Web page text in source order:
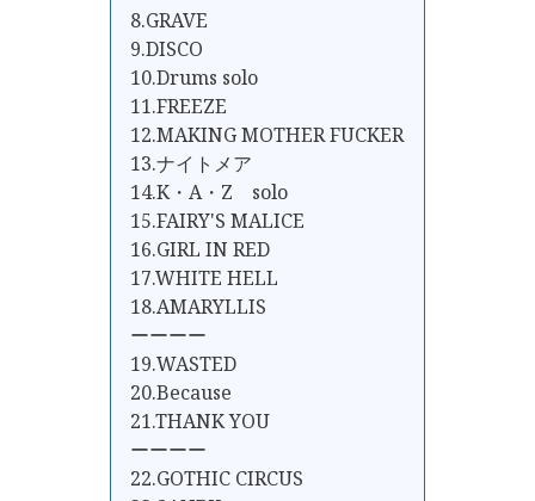
8.GRAVE
9.DISCO
10.Drums solo
11.FREEZE
12.MAKING MOTHER FUCKER
13.ナイトメア
14.K・A・Z solo
15.FAIRY'S MALICE
16.GIRL IN RED
17.WHITE HELL
18.AMARYLLIS
ーーーー
19.WASTED
20.Because
21.THANK YOU
ーーーー
22.GOTHIC CIRCUS